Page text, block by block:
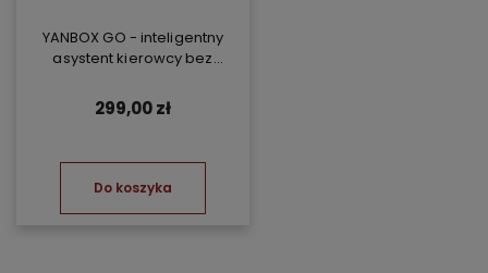
YANBOX GO - inteligentny
asystent kierowcy bez
299,00 zł
Do koszyka